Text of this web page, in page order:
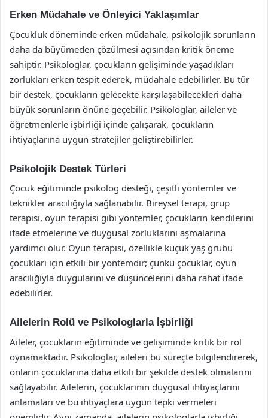
Erken Müdahale ve Önleyici Yaklaşımlar
Çocukluk döneminde erken müdahale, psikolojik sorunların
daha da büyümeden çözülmesi açısından kritik öneme
sahiptir. Psikologlar, çocukların gelişiminde yaşadıkları
zorlukları erken tespit ederek, müdahale edebilirler. Bu tür
bir destek, çocukların gelecekte karşılaşabilecekleri daha
büyük sorunların önüne geçebilir. Psikologlar, aileler ve
öğretmenlerle işbirliği içinde çalışarak, çocukların
ihtiyaçlarına uygun stratejiler geliştirebilirler.
Psikolojik Destek Türleri
Çocuk eğitiminde psikolog desteği, çeşitli yöntemler ve
teknikler aracılığıyla sağlanabilir. Bireysel terapi, grup
terapisi, oyun terapisi gibi yöntemler, çocukların kendilerini
ifade etmelerine ve duygusal zorluklarını aşmalarına
yardımcı olur. Oyun terapisi, özellikle küçük yaş grubu
çocukları için etkili bir yöntemdir; çünkü çocuklar, oyun
aracılığıyla duygularını ve düşüncelerini daha rahat ifade
edebilirler.
Ailelerin Rolü ve Psikologlarla İşbirliği
Aileler, çocukların eğitiminde ve gelişiminde kritik bir rol
oynamaktadır. Psikologlar, aileleri bu süreçte bilgilendirerek,
onların çocuklarına daha etkili bir şekilde destek olmalarını
sağlayabilir. Ailelerin, çocuklarının duygusal ihtiyaçlarını
anlamaları ve bu ihtiyaçlara uygun tepki vermeleri